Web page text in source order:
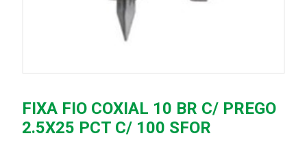
FIXA FIO COXIAL 10 BR C/ PREGO
2.5X25 PCT C/ 100 SFOR